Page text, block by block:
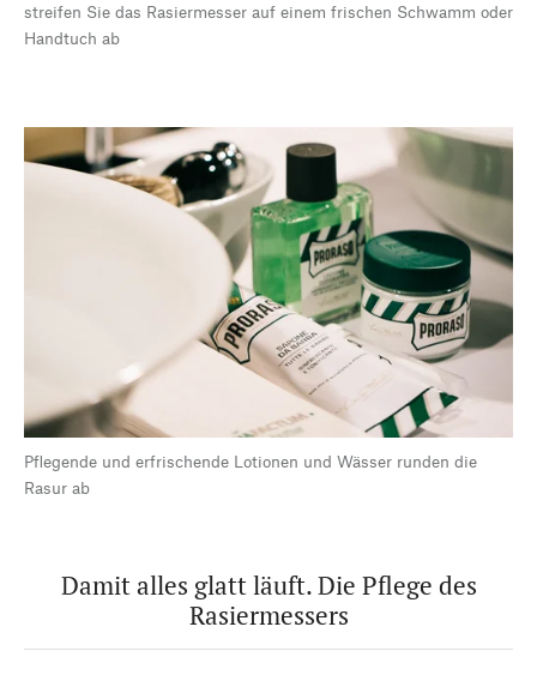
streifen Sie das Rasiermesser auf einem frischen Schwamm oder
Handtuch ab
Pflegende und erfrischende Lotionen und Wässer runden die
Rasur ab
Damit alles glatt läuft. Die Pflege des
Rasiermessers